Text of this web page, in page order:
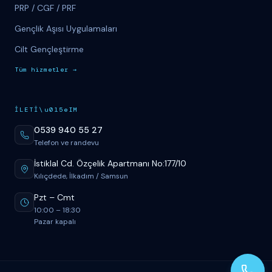
PRP / CGF / PRF
Gençlik Aşısı Uygulamaları
Cilt Gençleştirme
Tüm hizmetler →
İ LET İ \u015eIM
0539 940 55 27
Telefon ve randevu
İstiklal Cd. Özçelik Apartmanı No:177/10
Kılıçdede, İlkadım / Samsun
Pzt – Cmt
10:00 – 18:30
Pazar kapalı